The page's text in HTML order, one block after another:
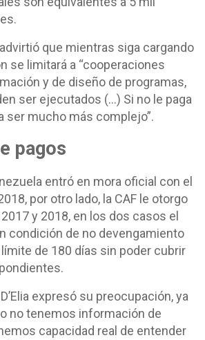
que mientras siga cargando
se limitará a “cooperaciones
y de diseño de programas,
ser ejecutados (…) Si no le paga
ser mucho más complejo”.
pagos
entró en mora oficial con el
por otro lado, la CAF le otorgo
y 2018, en los dos casos el
condición de no devengamiento
de 180 días sin poder cubrir
expresó su preocupación, ya
no tenemos información de
capacidad real de entender